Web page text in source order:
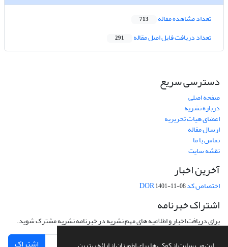
تعداد مشاهده مقاله 713
تعداد دریافت فایل اصل مقاله 291
دسترسی سریع
صفحه اصلی
درباره نشریه
اعضای هیات تحریریه
ارسال مقاله
تماس با ما
نقشه سایت
آخرین اخبار
اختصاص کد DOR1401-11-08
اشتراک خبرنامه
برای دریافت اخبار و اطلاعیه های مهم نشریه در خبرنامه نشریه مشترک شوید.